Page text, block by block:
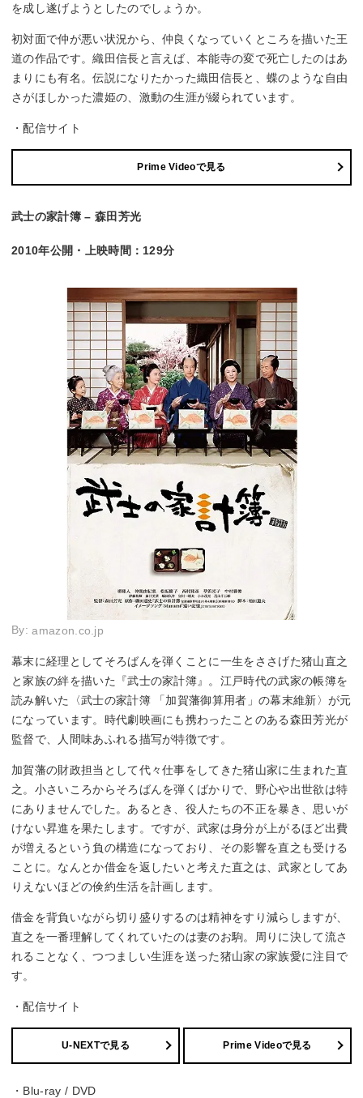
を成し遂げようとしたのでしょうか。
初対面で仲が悪い状況から、仲良くなっていくところを描いた王
道の作品です。織田信長と言えば、本能寺の変で死亡したのはあ
まりにも有名。伝説になりたかった織田信長と、蝶のような自由
さがほしかった濃姫の、激動の生涯が綴られています。
・配信サイト
Prime Videoで見る
武士の家計簿 – 森田芳光
2010年公開・上映時間：129分
By:amazon.co.jp
幕末に経理としてそろばんを弾くことに一生をささげた猪山直之
と家族の絆を描いた『武士の家計簿』。江戸時代の武家の帳簿を
読み解いた〈武士の家計簿 「加賀藩御算用者」の幕末維新〉が元
になっています。時代劇映画にも携わったことのある森田芳光が
監督で、人間味あふれる描写が特徴です。
加賀藩の財政担当として代々仕事をしてきた猪山家に生まれた直
之。小さいころからそろばんを弾くばかりで、野心や出世欲は特
にありませんでした。あるとき、役人たちの不正を暴き、思いが
けない昇進を果たします。ですが、武家は身分が上がるほど出費
が増えるという負の構造になっており、その影響を直之も受ける
ことに。なんとか借金を返したいと考えた直之は、武家としてあ
りえないほどの倹約生活を計画します。
借金を背負いながら切り盛りするのは精神をすり減らしますが、
直之を一番理解してくれていたのは妻のお駒。周りに決して流さ
れることなく、つつましい生涯を送った猪山家の家族愛に注目で
す。
・配信サイト
U-NEXTで見る Prime Videoで見る
・Blu-ray / DVD